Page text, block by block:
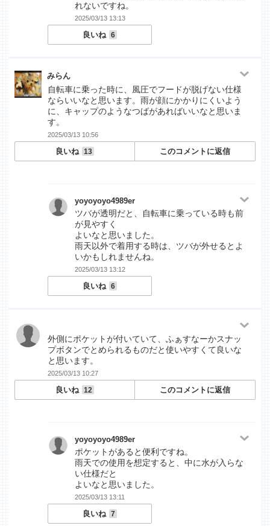
れないですね。
2025/03/13 13:13
良いね 6
みらん
自転車に乗った時に、風圧でフードが脱げない仕様
ならいいなと思います。雨が顔にかかりにくいよう
に、キャップのようなつばがあればいいなと思いま
す。
2025/03/13 10:56
良いね 13 このコメントに返信
yoyoyoyo4989er
ツバが透明だと、自転車に乗っている時も前
が見やすく
よいなと思いました。
雨天以外で着用する時は、ツバが外せるとよ
いかもしれませんね。
2025/03/13 13:12
良いね 6
外側にポケットが付いていて、ふぁすなーかスナッ
プボタンでとめられるものだと使いやすくて良いな
と思います。
2025/03/13 10:27
良いね 12 このコメントに返信
yoyoyoyo4989er
ポケットがあると便利ですね。
雨天での使用を想定すると、中に水が入らな
い仕様だと
よいなと思いました。
2025/03/13 13:11
良いね 7